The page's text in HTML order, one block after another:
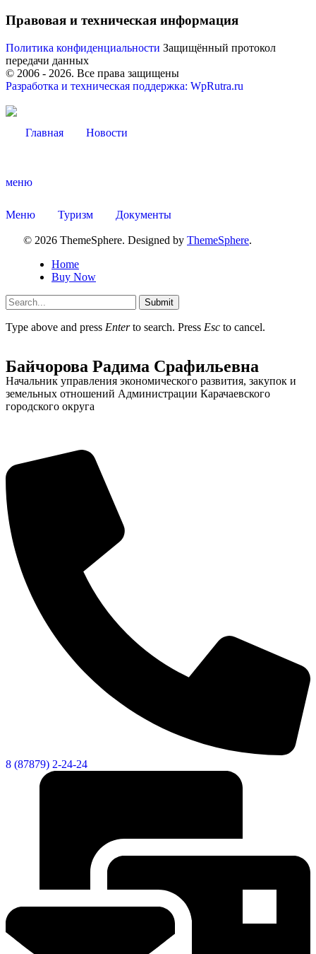
Правовая и техническая информация
Политика конфиденциальности Защищённый протокол
передачи данных
© 2006 - 2026. Все права защищены
Разработка и техническая поддержка: WpRutra.ru
Главная Новости
меню
Меню Туризм Документы
© 2026 ThemeSphere. Designed by ThemeSphere.
Home
Buy Now
Submit
Type above and press Enterto search. Press Esc to cancel.
Туризм
Об округе
Байчорова Радима Срафильевна
Начальник управления экономического развития, закупок и
земельных отношений Администрации Карачаевского
городского округа
8 (87879) 2-24-24